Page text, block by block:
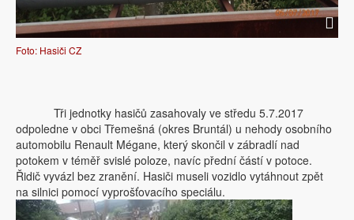
Foto: Hasiči CZ
Tři jednotky hasičů zasahovaly ve středu 5.7.2017
odpoledne v obci Třemešná (okres Bruntál) u nehody osobního
automobilu Renault Mégane, který skončil v zábradlí nad
potokem v téměř svislé poloze, navíc přední částí v potoce.
Řidič vyvázl bez zranění. Hasiči museli vozidlo vytáhnout zpět
na silnici pomocí vyprošťovacího speciálu.